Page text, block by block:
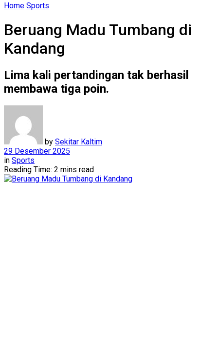
Home Sports
Beruang Madu Tumbang di
Kandang
Lima kali pertandingan tak berhasil
membawa tiga poin.
by Sekitar Kaltim
29 Desember 2025
in Sports
Reading Time: 2 mins read